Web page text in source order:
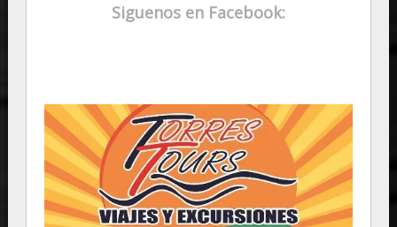
Siguenos en Facebook: